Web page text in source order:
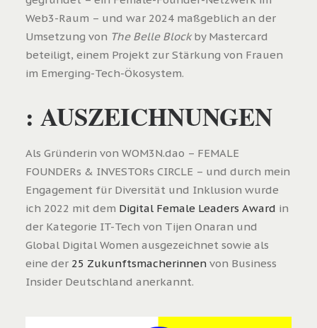
Web3-Raum – und war 2024 maßgeblich an der
Umsetzung von The Belle Blockby Mastercard
beteiligt, einem Projekt zur Stärkung von Frauen
im Emerging-Tech-Ökosystem.
: AUSZEICHNUNGEN
Als Gründerin von WOM3N.dao – FEMALE
FOUNDERs & INVESTORs CIRCLE – und durch mein
Engagement für Diversität und Inklusion wurde
ich 2022 mit dem Digital Female Leaders Award in
der Kategorie IT-Tech von Tijen Onaran und
Global Digital Women ausgezeichnet sowie als
eine der 25 Zukunftsmacherinnen von Business
Insider Deutschland anerkannt.